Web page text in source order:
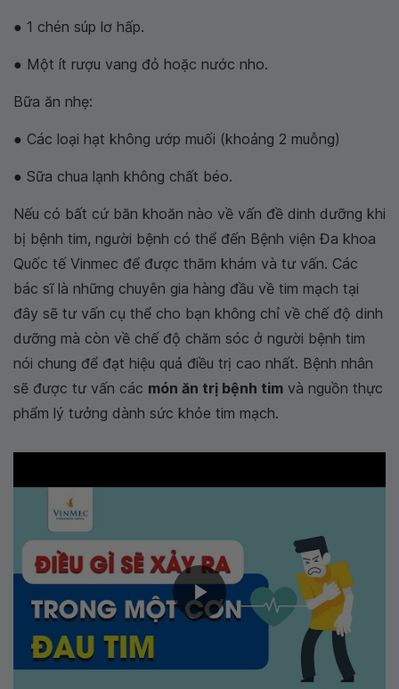
● 1 chén súp lơ hấp.
● Một ít rượu vang đỏ hoặc nước nho.
Bữa ăn nhẹ:
● Các loại hạt không ướp muối (khoảng 2 muỗng)
● Sữa chua lạnh không chất béo.
Nếu có bất cứ băn khoăn nào về vấn đề dinh dưỡng khi
bị bệnh tim, người bệnh có thể đến Bệnh viện Đa khoa
Quốc tế Vinmec để được thăm khám và tư vấn. Các
bác sĩ là những chuyên gia hàng đầu về tim mạch tại
đây sẽ tư vấn cụ thể cho bạn không chỉ về chế độ dinh
dưỡng mà còn về chế độ chăm sóc ở người bệnh tim
nói chung để đạt hiệu quả điều trị cao nhất. Bệnh nhân
sẽ được tư vấn các món ăn trị bệnh tim và nguồn thực
phẩm lý tưởng dành sức khỏe tim mạch.